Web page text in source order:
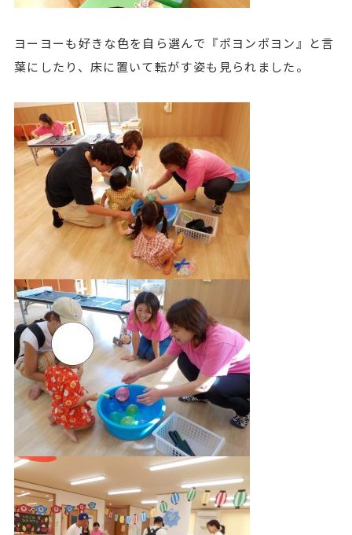
ヨーヨーも好きな色を自ら選んで『ポヨンポヨン』と言
葉にしたり、床に置いて転がす姿も見られました。